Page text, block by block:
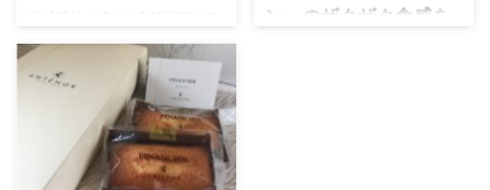
和菓子＆洋菓子ブランド宮城
野の人気商品「仙臺塩サブ
レ」塩釜産藻塩を使用したし
ょっぱさと甘さの絶妙なバラ
ンスが最高なサブレ。仙台み
やげとして、手土産としてオ
ススメです。
ン」のザクザク食感を